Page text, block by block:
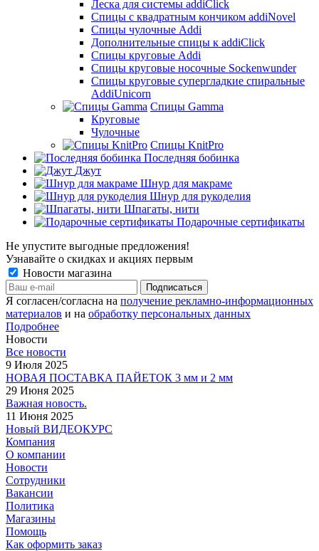
Леска для системы addiClick
Спицы с квадратным кончиком addiNovel
Спицы чулочные Addi
Дополнительные спицы к addiClick
Спицы круговые Addi
Спицы круговые носочные Sockenwunder
Спицы круговые супергладкие спиральные
AddiUnicorn
Спицы Gamma
Круговые
Чулочные
Спицы KnitPro
Последняя бобинка
Джут
Шнур для макраме
Шнур для рукоделия
Шпагаты, нити
Подарочные сертификаты
Не упустите выгодные предложения!
Узнавайте о скидках и акциях первым
Новости магазина
Я согласен/согласна на получение рекламно-информационных
материалов и на обработку персональных данных
Подробнее
Новости
Все новости
9 Июля 2025
НОВАЯ ПОСТАВКА ПАЙЕТОК 3 мм и 2 мм
29 Июня 2025
Важная новость.
11 Июня 2025
Новый ВИДЕОКУРС
Компания
О компании
Новости
Сотрудники
Вакансии
Политика
Магазины
Помощь
Как оформить заказ